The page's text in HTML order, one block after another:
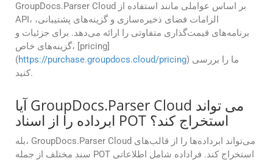
GroupDocs.Parser Cloud بر اساس عواملی مانند استفاده از
API، الزامات فضای ذخیره‌سازی و گزینه‌های پشتیبانی،
برنامه‌های قیمت‌گذاری متفاوتی را ارائه می‌دهد. برای جزئیات و
گزینه‌های خاص، [pricing]
(https://purchase.groupdocs.cloud/pricing) ما را بررسی
کنید.
آیا GroupDocs.Parser Cloud می تواند
ابرداده را از اسناد POT استخراج کند؟
بله، GroupDocs.Parser Cloud می‌تواند ابرداده‌ها را از قالب‌های
سند مختلف از جمله POT استخراج کند. فراداده شامل اطلاعاتی